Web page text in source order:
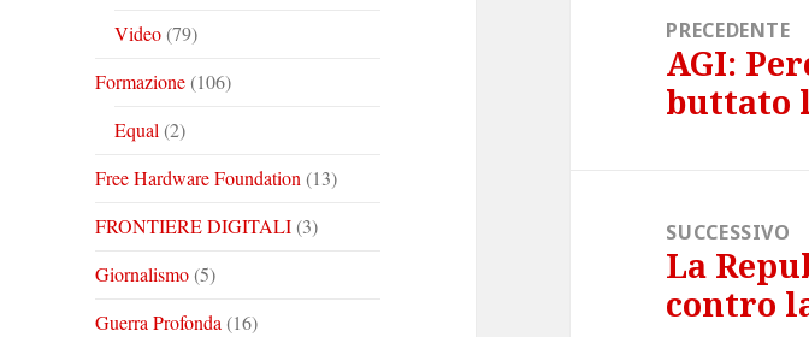
Video(79)
Formazione(106)
Equal (2)
Free Hardware Foundation (13)
FRONTIERE DIGITALI(3)
Giornalismo(5)
Guerra Profonda (16)
PRECEDENTE
Articolo
precedente:
AGI:
buttato
SUCCESSIVO
Articolo
successivo:
La
contro